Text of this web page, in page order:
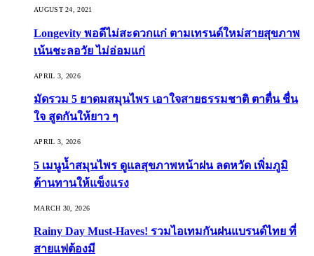
AUGUST 24, 2021
Longevity พอดีไม่สะดวกแก่ ตามเทรนด์ใหม่สายสุขภาพ
เน้นชะลอวัย ไม่อ่อมแก่
APRIL 3, 2026
มัดรวม 5 ยาดมสมุนไพร เอาใจสายธรรมชาติ ตาตื่น ชื่น
ใจ สูดกันให้ยาว ๆ
APRIL 3, 2026
5 เมนูน้ำสมุนไพร ดูแลสุขภาพหน้าฝน ลดหวัด เพิ่มภูมิ
ต้านทานให้แข็งแรง
MARCH 30, 2026
Rainy Day Must-Haves! รวมไอเทมกันฝนแบรนด์ไทย ที่
สายแฟต้องมี